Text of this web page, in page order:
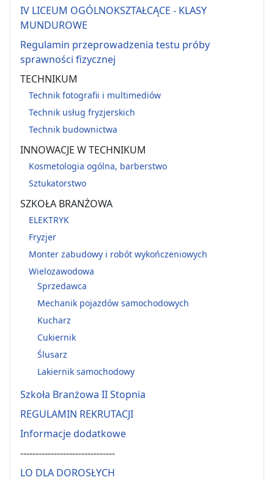
IV LICEUM OGÓLNOKSZTAŁCĄCE - KLASY
MUNDUROWE
Regulamin przeprowadzenia testu próby
sprawności fizycznej
TECHNIKUM
Technik fotografii i multimediów
Technik usług fryzjerskich
Technik budownictwa
INNOWACJE W TECHNIKUM
Kosmetologia ogólna, barberstwo
Sztukatorstwo
SZKOŁA BRANŻOWA
ELEKTRYK
Fryzjer
Monter zabudowy i robót wykończeniowych
Wielozawodowa
Sprzedawca
Mechanik pojazdów samochodowych
Kucharz
Cukiernik
Ślusarz
Lakiernik samochodowy
Szkoła Branżowa II Stopnia
REGULAMIN REKRUTACJI
Informacje dodatkowe
-------------------------------
LO DLA DOROSŁYCH